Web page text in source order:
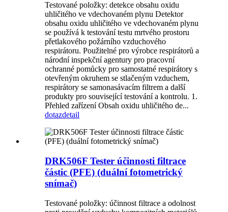
Testované položky: detekce obsahu oxidu
uhličitého ve vdechovaném plynu Detektor
obsahu oxidu uhličitého ve vdechovaném plynu
se používá k testování testu mrtvého prostoru
přetlakového požárního vzduchového
respirátoru. Použitelné pro výrobce respirátorů a
národní inspekční agentury pro pracovní
ochranné pomůcky pro samostatné respirátory s
otevřeným okruhem se stlačeným vzduchem,
respirátory se samonasávacím filtrem a další
produkty pro související testování a kontrolu. 1.
Přehled zařízení Obsah oxidu uhličitého de...
dotazdetail
DRK506F Tester účinnosti filtrace
částic (PFE) (duální fotometrický
snímač)
Testované položky: účinnost filtrace a odolnost